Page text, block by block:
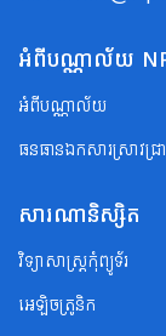
អំពីបណ្ណាល័យ
អំពីបណ្ណាល័យ
ធនធានឯកសារស្រាវជ្រា
សារណានិស្សិត
វិទ្យាសាស្ត្រកុំព្យូទ័រ
អេឡិចត្រូនិក